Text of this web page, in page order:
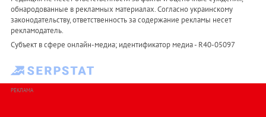
обнародованные в рекламных материалах. Согласно украинскому
законодательству, ответственность за содержание рекламы несет
рекламодатель.
Субъект в сфере онлайн-медиа; идентификатор медиа - R40-05097
РЕКЛАМА